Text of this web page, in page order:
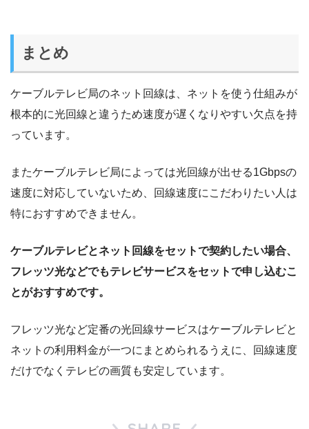
まとめ
ケーブルテレビ局のネット回線は、ネットを使う仕組みが
根本的に光回線と違うため速度が遅くなりやすい欠点を持
っています。
またケーブルテレビ局によっては光回線が出せる1Gbpsの
速度に対応していないため、回線速度にこだわりたい人は
特におすすめできません。
ケーブルテレビとネット回線をセットで契約したい場合、
フレッツ光などでもテレビサービスをセットで申し込むこ
とがおすすめです。
フレッツ光など定番の光回線サービスはケーブルテレビと
ネットの利用料金が一つにまとめられるうえに、回線速度
だけでなくテレビの画質も安定しています。